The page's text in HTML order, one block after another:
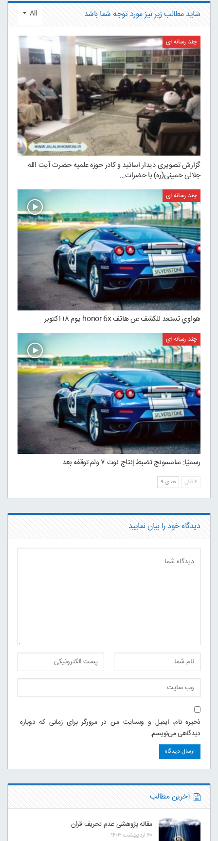
All شاید مطالب زیر نیز مورد توجه شما باشد
چند رسانه ای
گزارش تصویری دیدار اساتید و کادر حوزه علمیه حضرت آیت الله
جلالی خمینی(ره) با حضرات…
چند رسانه ای
هواوي تستعد للكشف عن هاتف honor 6x يوم ۱۸ اكتوبر
چند رسانه ای
رسميًا: سامسونج تضبط إنتاج نوت ۷ ولم توقفه بعد
قبلی بعدی
دیدگاه خود را بیان نمایید
ذخیره نام، ایمیل و وبسایت من در مرورگر برای زمانی که دوباره
دیدگاهی می‌نویسم.
آخرین مطالب
مقاله پژوهشی عدم تحریف قران
۳۰ اردیبهشت ۱۴۰۳